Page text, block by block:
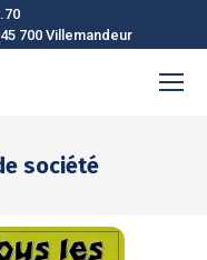
700 Villemandeur
société